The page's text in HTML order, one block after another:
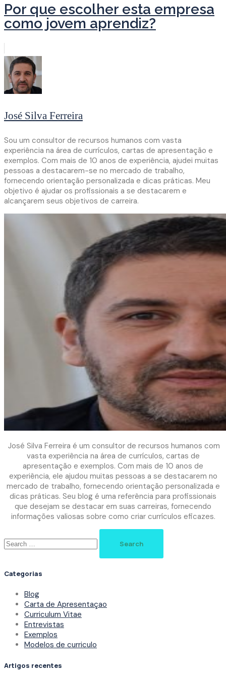
Por que escolher esta empresa
como jovem aprendiz?
José Silva Ferreira
Sou um consultor de recursos humanos com vasta
experiência na área de currículos, cartas de apresentação e
exemplos. Com mais de 10 anos de experiência, ajudei muitas
pessoas a destacarem-se no mercado de trabalho,
fornecendo orientação personalizada e dicas práticas. Meu
objetivo é ajudar os profissionais a se destacarem e
alcançarem seus objetivos de carreira.
José Silva Ferreira é um consultor de recursos humanos com
vasta experiência na área de currículos, cartas de
apresentação e exemplos. Com mais de 10 anos de
experiência, ele ajudou muitas pessoas a se destacarem no
mercado de trabalho, fornecendo orientação personalizada e
dicas práticas. Seu blog é uma referência para profissionais
que desejam se destacar em suas carreiras, fornecendo
informações valiosas sobre como criar currículos eficazes.
for:
Categorias
Blog
Carta de Apresentaçao
Curriculum Vitae
Entrevistas
Exemplos
Modelos de curriculo
Artigos recentes